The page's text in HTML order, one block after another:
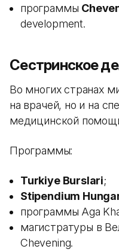
программы
development.
Сестринское
Во многих странах
на врачей, но и на
медицинской
Программы:
Turkiye Burslari;
Stipendium
программы Aga
магистратуры в
Chevening.